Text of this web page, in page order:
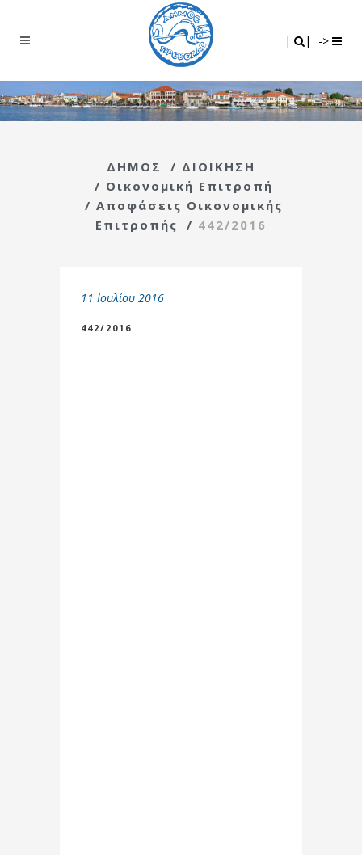
| | ->
ΔΗΜΟΣ / ΔΙΟΙΚΗΣΗ
/ Οικονομική Επιτροπή
/ Αποφάσεις Οικονομικής
Επιτροπής
/ 442/2016
11 Ιουλίου 2016
442/2016